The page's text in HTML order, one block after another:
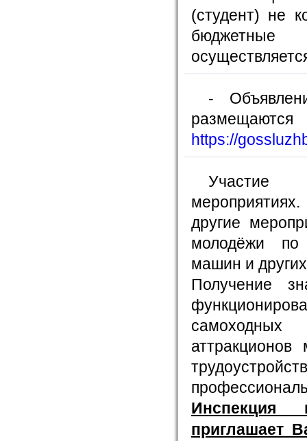
(студент) не
-
https://
Участие в
другие
молодёжи по
машин и
Получение
Инспекция
приглашает